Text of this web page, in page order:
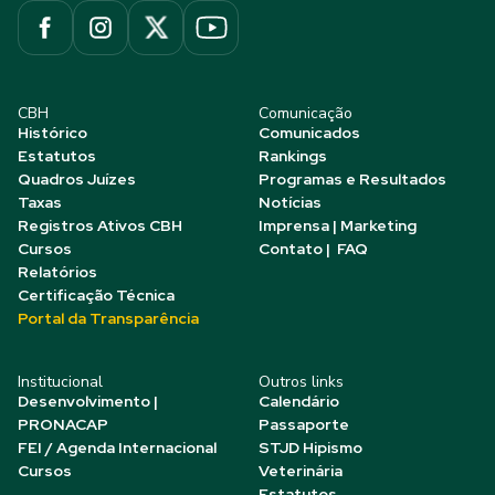
CBH
Histórico
Estatutos
Quadros Juízes
Taxas
Registros Ativos CBH
Cursos
Relatórios
Certificação Técnica
Portal da Transparência
Comunicação
Comunicados
Rankings
Programas e Resultados
Notícias
Imprensa | Marketing
Contato | FAQ
Institucional
Desenvolvimento |
PRONACAP
FEI / Agenda Internacional
Cursos
Outros links
Calendário
Passaporte
STJD Hipismo
Veterinária